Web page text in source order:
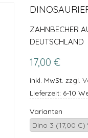
ZAHNBECHER
DEUTSCHLAND
17,00 €
inkl. MwSt. zzgl.
Lieferzeit: 6-10
Varianten